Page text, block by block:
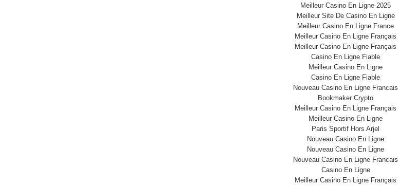
Meilleur Casino En Ligne 2025
Meilleur Site De Casino En Ligne
Meilleur Casino En Ligne France
Meilleur Casino En Ligne Français
Meilleur Casino En Ligne Français
Casino En Ligne Fiable
Meilleur Casino En Ligne
Casino En Ligne Fiable
Nouveau Casino En Ligne Francais
Bookmaker Crypto
Meilleur Casino En Ligne Français
Meilleur Casino En Ligne
Paris Sportif Hors Arjel
Nouveau Casino En Ligne
Nouveau Casino En Ligne
Nouveau Casino En Ligne Francais
Casino En Ligne
Meilleur Casino En Ligne Français